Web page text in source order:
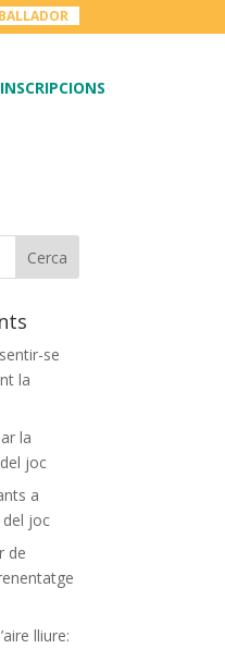
__
INSCRIPCIONS
se
la
la
joc
a
joc
de
lliure: